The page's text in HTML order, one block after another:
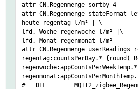
attr CN.Regenmenge sortby 4
attr CN.Regenmenge
heute regentag l/m² | \
lfd. Woche regenwoche l/m² |\
lfd. Monat regenmonat l/m²
attr CN.Regenmenge userReadings
regentag:countsPerDay.* {round(
# DEF